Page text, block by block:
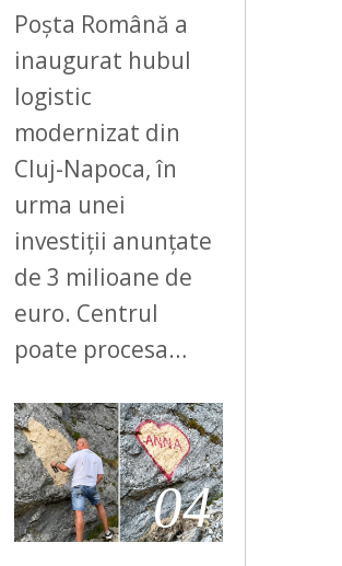
Poșta Română a
inaugurat hubul
logistic
modernizat din
Cluj-Napoca, în
urma unei
investiții anunțate
de 3 milioane de
euro. Centrul
poate procesa…
04